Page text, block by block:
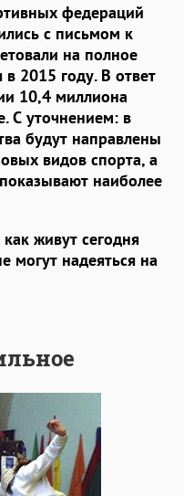
федераций
с письмом к
на полное
2015 году. В ответ
10,4 миллиона
С уточнением: в
будут направлены
видов спорта, а
наиболее
живут сегодня
могут надеяться на